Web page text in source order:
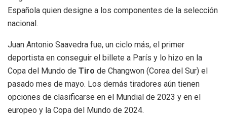
Española quien designe a los componentes de la selección
nacional.
Juan Antonio Saavedra fue, un ciclo más, el primer
deportista en conseguir el billete a París y lo hizo en la
Copa del Mundo de Tiro de Changwon (Corea del Sur) el
pasado mes de mayo. Los demás tiradores aún tienen
opciones de clasificarse en el Mundial de 2023 y en el
europeo y la Copa del Mundo de 2024.